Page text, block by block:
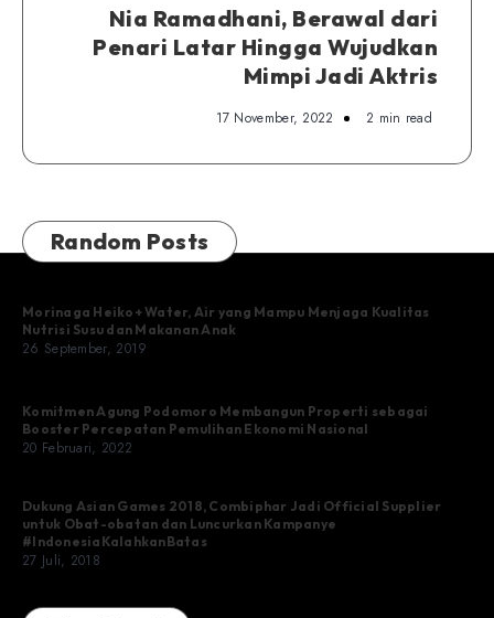
Nia Ramadhani, Berawal dari
Penari Latar Hingga Wujudkan
Mimpi Jadi Aktris
17 November, 2022 2 min read
Random Posts
Morinaga Heiko+ Water, Air yang Mampu Menjaga Kualitas
Nutrisi Susu dan Makanan Anak
26 September, 2019
Komitmen Agung Podomoro Membangun Properti sebagai
Booster Percepatan Pemulihan Ekonomi Nasional
20 Februari, 2022
Dukung Asian Games 2018, Combiphar Jadi Official Supplier
untuk Obat-obatan dan Luncurkan Kampanye
#IndonesiaKalahkanBatas
27 Juli, 2018